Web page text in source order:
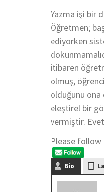
Yazma işi bir
Öğretmen;
ediyorken
itibaren
olmuş,
olduğunu ona
eleştirel bir
vermiştir.
Please follow
Bio